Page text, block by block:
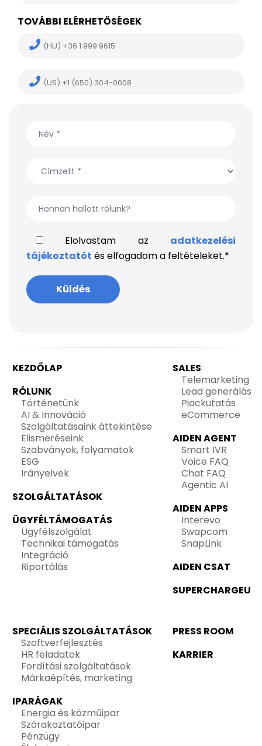
TOVÁBBI ELÉRHETŐSÉGEK
(HU) +36 1 999 9615
(US) +1 (650) 304-0008
Elolvastam az adatkezelési
tájékoztatót és elfogadom a feltételeket.*
KEZDŐLAP
RÓLUNK
Történetünk
AI & Innováció
Szolgáltatásaink áttekintése
Elismeréseink
Szabványok, folyamatok
ESG
Irányelvek
SZOLGÁLTATÁSOK
ÜGYFÉLTÁMOGATÁS
Ügyfélszolgálat
Technikai támogatás
Integráció
Riportálás
SALES
Telemarketing
Lead generálás
Piackutatás
eCommerce
AIDEN AGENT
Smart IVR
Voice FAQ
Chat FAQ
Agentic AI
AIDEN APPS
Interevo
Swapcom
SnapLink
AIDEN CSAT
SUPERCHARGEU
SPECIÁLIS SZOLGÁLTATÁSOK
Szoftverfejlesztés
HR feladatok
Fordítási szolgáltatások
Márkaépítés, marketing
IPARÁGAK
Energia és közműipar
Szórakoztatóipar
Pénzügy
PRESS ROOM
KARRIER